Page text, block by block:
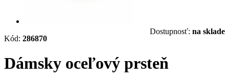
Kód: 286870
Dostupnosť: na sklade
Dámsky oceľový prsteň